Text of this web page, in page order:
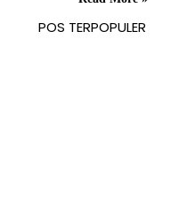
POS TERPOPULER